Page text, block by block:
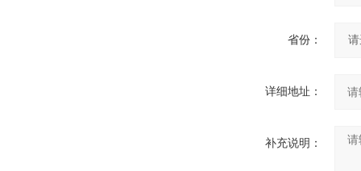
省份：
详细地址：
补充说明：